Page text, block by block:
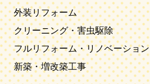
外装リフォーム
クリーニング・害虫駆除
フルリフォーム・リノベーション
新築・増改築工事